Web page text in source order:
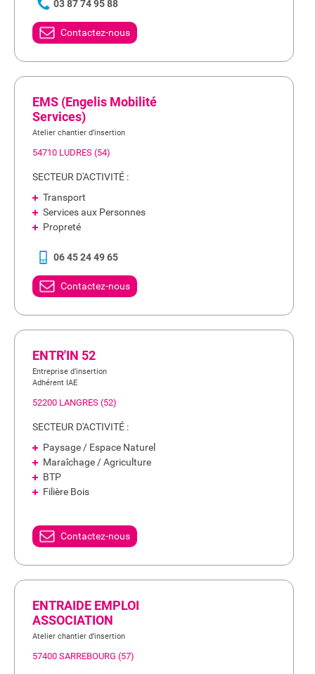
03 87 74 95 88
Contactez-nous
EMS (Engelis Mobilité
Services)
Atelier chantier d’insertion
54710 LUDRES (54)
SECTEUR D'ACTIVITÉ :
Transport
Services aux Personnes
Propreté
06 45 24 49 65
Contactez-nous
ENTR'IN 52
Entreprise d’insertion
Adhérent IAE
52200 LANGRES (52)
SECTEUR D'ACTIVITÉ :
Paysage / Espace Naturel
Maraîchage / Agriculture
BTP
Filière Bois
Contactez-nous
ENTRAIDE EMPLOI
ASSOCIATION
Atelier chantier d’insertion
57400 SARREBOURG (57)